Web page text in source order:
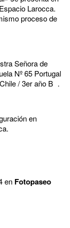
Larocca.
proceso de
Señora de
Nº 65 Portugal
/ 3er año B .
en
en Fotopaseo